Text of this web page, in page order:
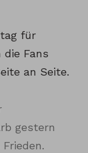
für
Fans
an Seite.
gestern